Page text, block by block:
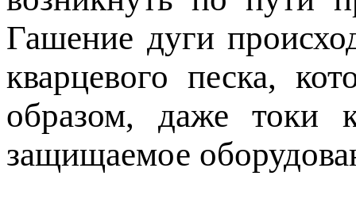
Гашение дуги
кварцевого песка,
образом, даже токи
защищаемое